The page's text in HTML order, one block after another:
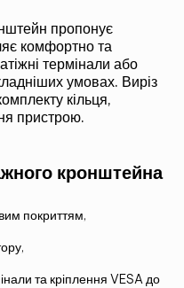
пропонує
комфортно та
термінали або
умовах. Виріз
кільця,
пристрою.
кронштейна
покриттям,
та кріплення VESA до